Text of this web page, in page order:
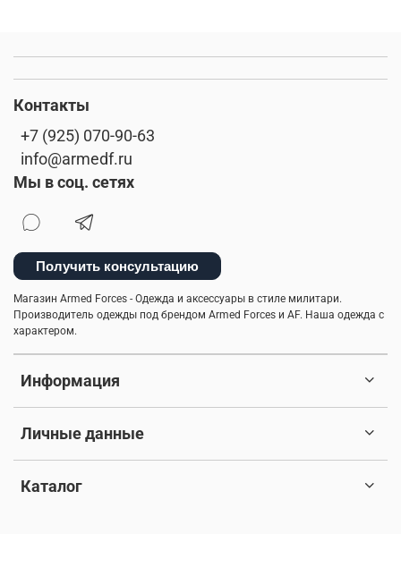
Информация
Личные данные
Каталог
Контакты
+7 (925) 070-90-63
info@armedf.ru
Мы в соц. сетях
Получить консультацию
Магазин Armed Forces - Одежда и аксессуары в стиле милитари.
Производитель одежды под брендом Armed Forces и AF. Наша одежда с
характером.